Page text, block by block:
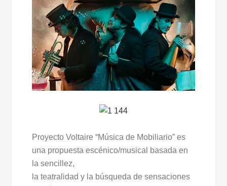
Proyecto Voltaire “Música de Mobiliario” es
una propuesta escénico/musical basada en
la sencillez,
la teatralidad y la búsqueda de sensaciones